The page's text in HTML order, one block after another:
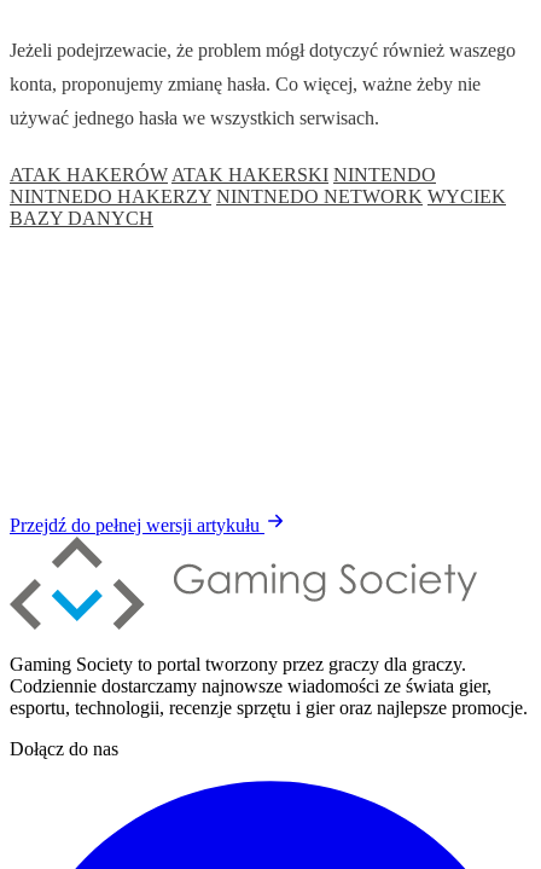
Jeżeli podejrzewacie, że problem mógł dotyczyć również waszego
konta, proponujemy zmianę hasła. Co więcej, ważne żeby nie
używać jednego hasła we wszystkich serwisach.
ATAK HAKERÓW ATAK HAKERSKI NINTENDO
NINTNEDO HAKERZY NINTNEDO NETWORK WYCIEK
BAZY DANYCH
Przejdź do pełnej wersji artykułu
Gaming Society to portal tworzony przez graczy dla graczy.
Codziennie dostarczamy najnowsze wiadomości ze świata gier,
esportu, technologii, recenzje sprzętu i gier oraz najlepsze promocje.
Dołącz do nas